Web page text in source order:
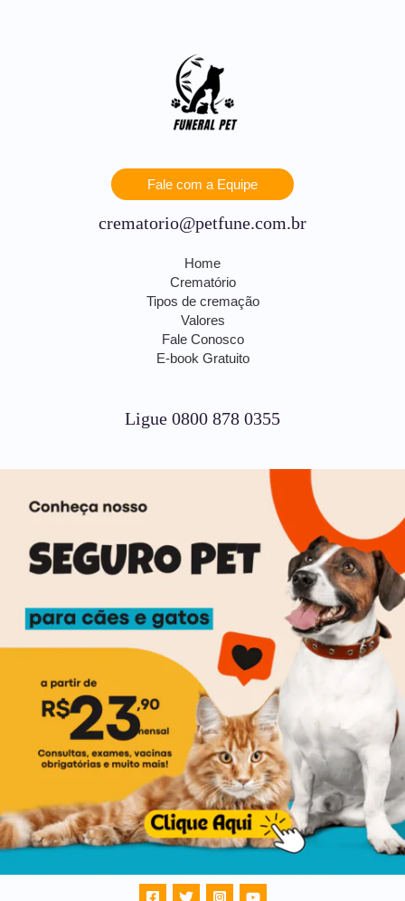
Fale com a Equipe
crematorio@petfune.com.br
Home
Crematório
Tipos de cremação
Valores
Fale Conosco
E-book Gratuito
Ligue 0800 878 0355